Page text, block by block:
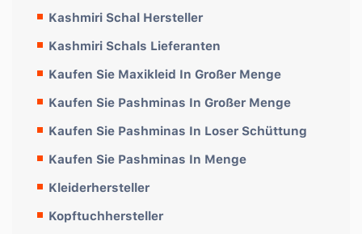
Kashmiri Schal Hersteller
Kashmiri Schals Lieferanten
Kaufen Sie Maxikleid In Großer Menge
Kaufen Sie Pashminas In Großer Menge
Kaufen Sie Pashminas In Loser Schüttung
Kaufen Sie Pashminas In Menge
Kleiderhersteller
Kopftuchhersteller